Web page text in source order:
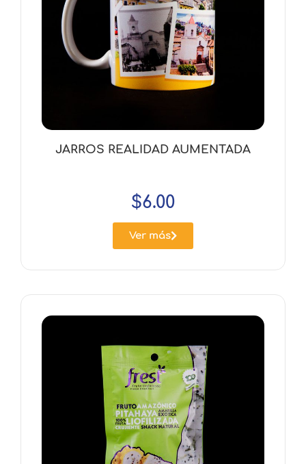
JARROS REALIDAD AUMENTADA
$6.00
Ver más